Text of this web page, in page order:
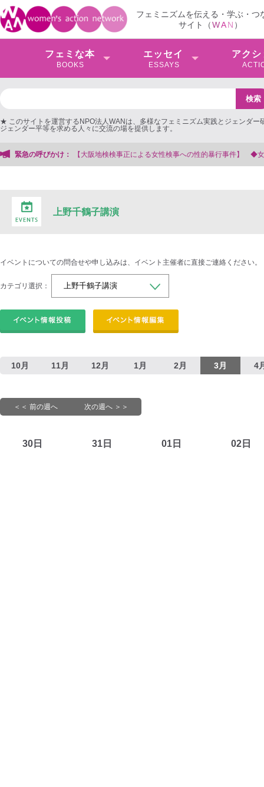
フェミニズムを伝える・学ぶ・つ
サイト（WAN ）
フェミな本
BOOKS
エッセイ
ESSAYS
アクシ
★ このサイトを運営するNPO法人WANは、多様なフェミニズム実践とジェンダー
ジェンダー平等を求める人々に交流の場を提供します。
緊急の呼びかけ：
地検検事正による女性検事への性的暴行事件】 ◆女性検事を支援する会事務局
上野千鶴子講演
イベントについての問合せや申し込みは、イベント主催者に直接ご連絡ください。
カテゴリ選択：
10月 11月 12月 1月 2月 3月 4
＜＜ 前の週へ 次の週へ ＞＞
30日 31日 01日 02日